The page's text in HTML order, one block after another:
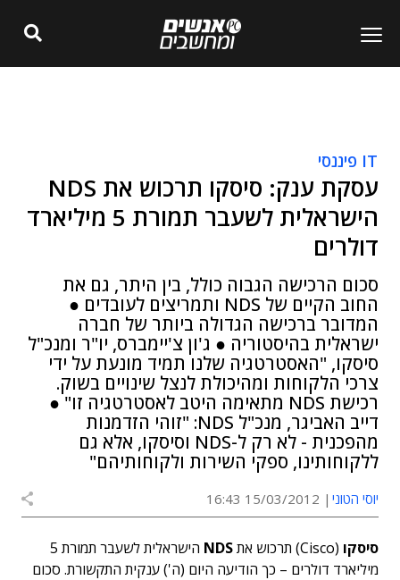
IT פיננסי
עסקת ענק: סיסקו תרכוש את NDS
הישראלית לשעבר תמורת 5 מיליארד
דולרים
סכום הרכישה הגבוה כולל, בין היתר, גם את
החוב הקיים של NDS ותמריצים לעובדים ●
המדובר ברכישה הגדולה ביותר של חברה
ישראלית בהיסטוריה ● ג'ון צ'יימברס, יו"ר ומנכ"ל
סיסקו, "האסטרטגיה שלנו תמיד מונעת על ידי
צרכי הלקוחות ומהיכולת לנצל שינויים בשוק.
רכישת NDS מתאימה היטב לאסטרטגיה זו" ●
דייב האביגר, מנכ"ל NDS: "זוהי הזדמנות
מהפכנית - לא רק ל-NDS וסיסקו, אלא גם
ללקוחותינו, ספקי השירות ולקוחותיהם"
יוסי הטוני 15/03/2012 16:43
סיסקו (Cisco) תרכוש את NDS
הישראלית לשעבר תמורת 5
מיליארד דולרים – כך הודיעה היום (ה') ענקית התקשורת. סכום